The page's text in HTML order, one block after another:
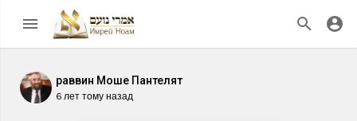
раввин Моше Пантелят
6 лет тому назад